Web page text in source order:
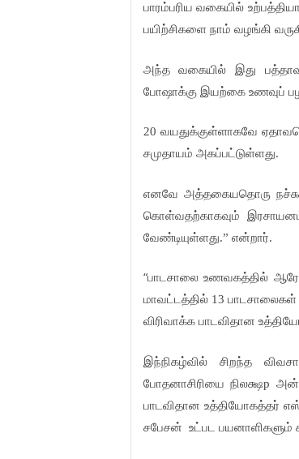
பாரம்பரிய வகையில்
பயிற்சிகளை நாம் வழங்கி
அந்த வகையில் இது
போஷாக்கு இயற்கை உணவுப்
20 வயதுக்குள்ளாகவே
சமுதாயம் அகப்பட்டுள்ளது.
எனவே அத்தகையதொரு
கொள்வதற்காகவும்
வேண்டியுள்ளது.” என்றார்.
“பாடசாலை உணவகத்தில்
மாவட்டத்தில்13 பாடசாலைகள்
விரிவாக்க பாடவிதான
இந்நிகழ்வில் சிறந்த
போதனாசிரியை நிலக்ஷp
பாடவிதான உத்தியோகத்தர்
சபேசன் உட்பட பயனாளிகளும்